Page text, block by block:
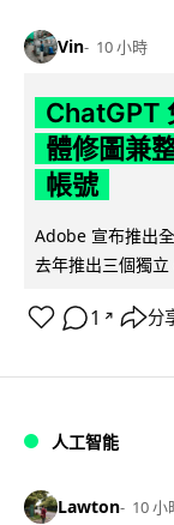
Vin 10 小時
ChatGPT
體修圖兼
帳號
Adobe 宣布推出
去年推出三個獨
1 ↗ 分
人工智能
Lawton 10 小